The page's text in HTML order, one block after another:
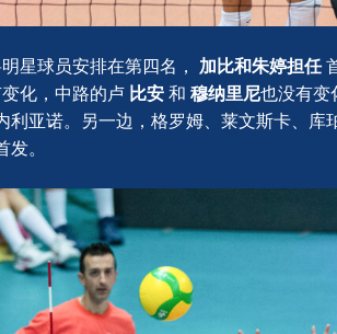
星球员安排在第四名， 加比和朱婷担任
化，中路的卢 比安 和 穆纳里尼也没有变
利亚诺。另一边，格罗姆、莱文斯卡、库
。